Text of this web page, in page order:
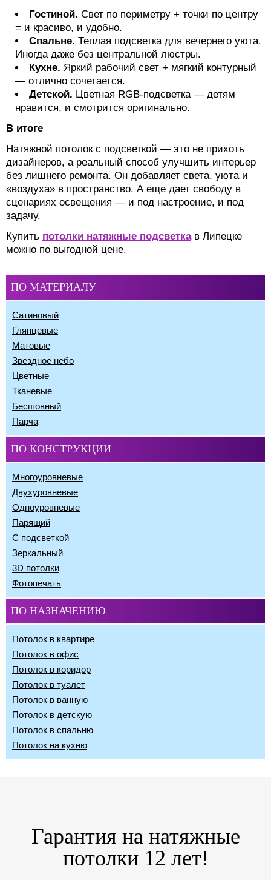
Гостиной. Свет по периметру + точки по центру
= и красиво, и удобно.
Спальне. Теплая подсветка для вечернего уюта.
Иногда даже без центральной люстры.
Кухне. Яркий рабочий свет + мягкий контурный
— отлично сочетается.
Детской. Цветная RGB-подсветка — детям
нравится, и смотрится оригинально.
В итоге
Натяжной потолок с подсветкой — это не прихоть
дизайнеров, а реальный способ улучшить интерьер
без лишнего ремонта. Он добавляет света, уюта и
«воздуха» в пространство. А еще дает свободу в
сценариях освещения — и под настроение, и под
задачу.
Купить потолки натяжные подсветкав Липецке
можно по выгодной цене.
ПО МАТЕРИАЛУ
Сатиновый
Глянцевые
Матовые
Звездное небо
Цветные
Тканевые
Бесшовный
Парча
ПО КОНСТРУКЦИИ
Многоуровневые
Двухуровневые
Одноуровневые
Парящий
С подсветкой
Зеркальный
3D потолки
Фотопечать
ПО НАЗНАЧЕНИЮ
Потолок в квартире
Потолок в офис
Потолок в коридор
Потолок в туалет
Потолок в ванную
Потолок в детскую
Потолок в спальню
Потолок на кухню
Гарантия на натяжные
потолки 12 лет!